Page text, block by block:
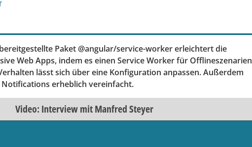
Paket @angular/service-worker erleichtert die
Web Apps, indem es einen Service Worker für Offlineszenarien
lässt sich über eine Konfiguration anpassen. Außerdem
erheblich vereinfacht.
Video: Interview mit Manfred Steyer